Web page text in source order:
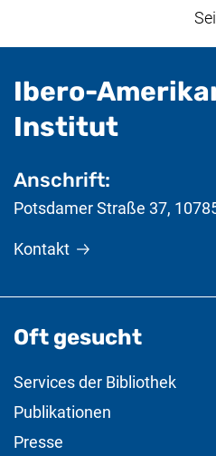
Ibero-
Institut-
Anschrift:
Potsdamer Straße 37,
Kontakt
Oft gesucht
Services der Bibliothek
Publikationen
Presse